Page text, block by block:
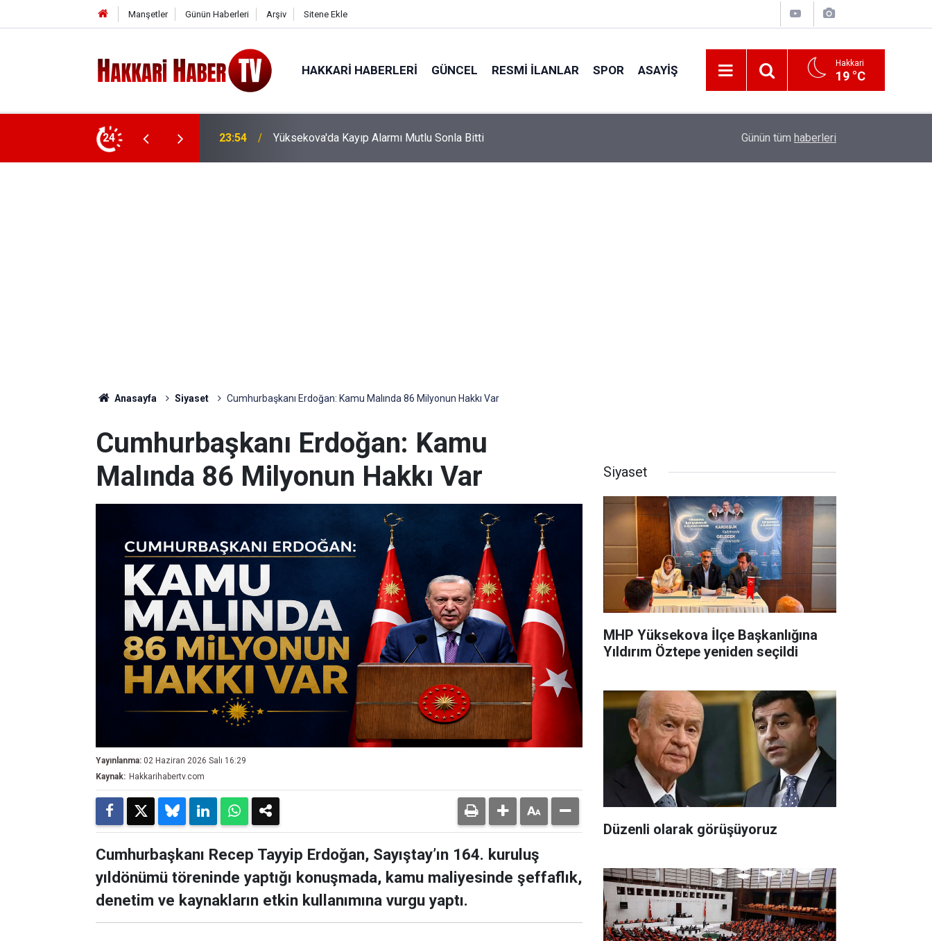
Manşetler Günün Haberleri Arşiv Sitene Ekle
HAKKARI HABERLERI GÜNCEL RESMI İLANLAR SPOR ASAYIŞ Hakkari
19 °C
24 23:54 Yüksekova'da Kayıp Alarmı Mutlu Sonla Bitti Hakkâri İl Müftülüğünden kız öğrencilere yaz
Günün tüm haberleri
Anasayfa Siyaset Cumhurbaşkanı Erdoğan: Kamu Malında 86 Milyonun Hakkı Var
Cumhurbaşkanı Erdoğan: Kamu
Malında 86 Milyonun Hakkı Var
Yayınlanma: 02 Haziran 2026 Salı 16:29
Kaynak: Hakkarihabertv.com
Cumhurbaşkanı Recep Tayyip Erdoğan, Sayıştay’ın 164. kuruluş
yıldönümü töreninde yaptığı konuşmada, kamu maliyesinde şeffaflık,
denetim ve kaynakların etkin kullanımına vurgu yaptı.
Siyaset
MHP Yüksekova İlçe Başkanlığına
Yıldırım Öztepe yeniden seçildi
Düzenli olarak görüşüyoruz